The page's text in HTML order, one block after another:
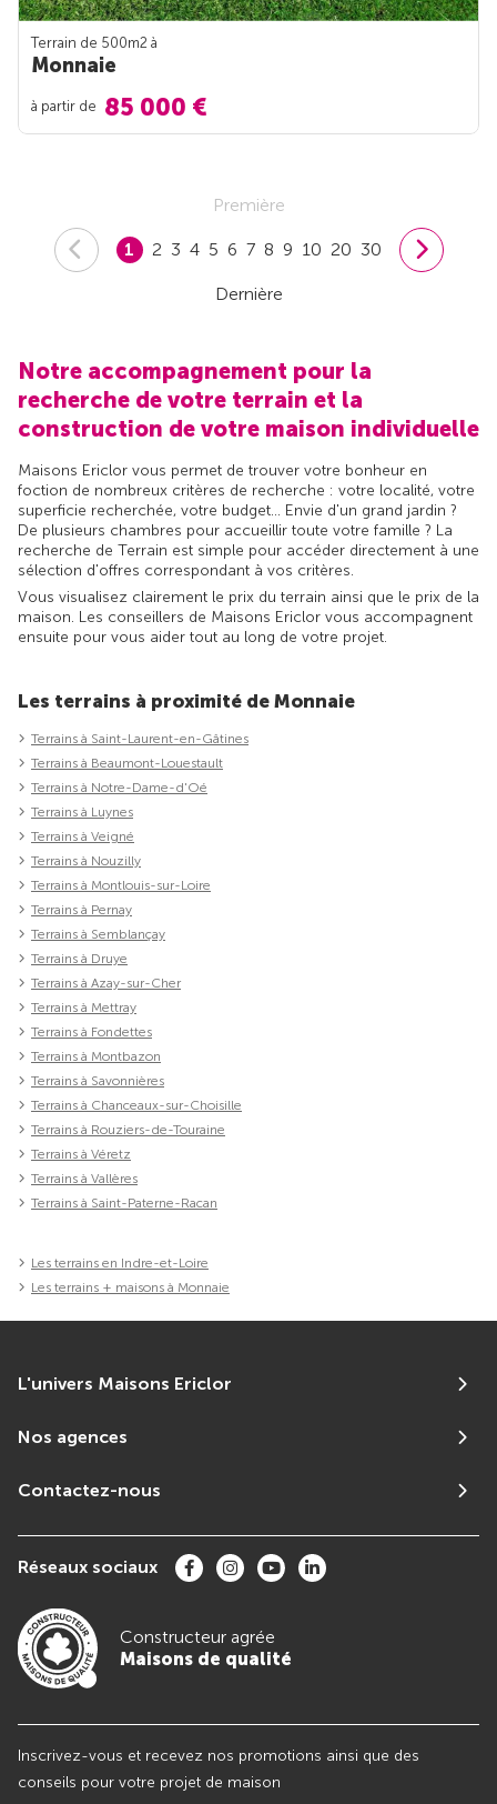
Terrain de 500m2 à
Monnaie
à partir de 85 000 €
Première
1 2 3 4 5 6 7 8 9 10 20 30
Dernière
Notre accompagnement pour la
recherche de votre terrain et la
construction de votre maison individuelle
Maisons Ericlor vous permet de trouver votre bonheur en
foction de nombreux critères de recherche : votre localité, votre
superficie recherchée, votre budget... Envie d'un grand jardin ?
De plusieurs chambres pour accueillir toute votre famille ? La
recherche de Terrain est simple pour accéder directement à une
sélection d'offres correspondant à vos critères.
Vous visualisez clairement le prix du terrain ainsi que le prix de la
maison. Les conseillers de Maisons Ericlor vous accompagnent
ensuite pour vous aider tout au long de votre projet.
Les terrains à proximité de Monnaie
Terrains à Saint-Laurent-en-Gâtines
Terrains à Beaumont-Louestault
Terrains à Notre-Dame-d'Oé
Terrains à Luynes
Terrains à Veigné
Terrains à Nouzilly
Terrains à Montlouis-sur-Loire
Terrains à Pernay
Terrains à Semblançay
Terrains à Druye
Terrains à Azay-sur-Cher
Terrains à Mettray
Terrains à Fondettes
Terrains à Montbazon
Terrains à Savonnières
Terrains à Chanceaux-sur-Choisille
Terrains à Rouziers-de-Touraine
Terrains à Véretz
Terrains à Vallères
Terrains à Saint-Paterne-Racan
Les terrains en Indre-et-Loire
Les terrains + maisons à Monnaie
L'univers Maisons Ericlor
Nos agences
Contactez-nous
Réseaux sociaux
Constructeur agrée
Maisons de qualité
Inscrivez-vous et recevez nos promotions ainsi que des
conseils pour votre projet de maison